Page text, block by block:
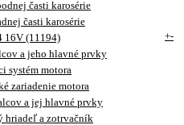
časti karosérie
časti karosérie
16V (11194)
+-
a jeho hlavné prvky
systém motora
zariadenie motora
a jej hlavné prvky
hriadeľ a zotrvačník